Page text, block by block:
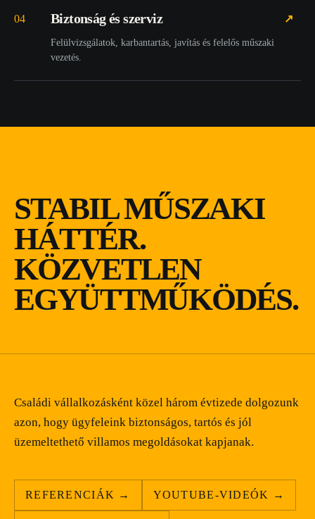
04 Biztonság és szerviz
Felülvizsgálatok, karbantartás, javítás és felelős műszaki
vezetés.
↗
STABIL MŰSZAKI
HÁTTÉR.
KÖZVETLEN
EGYÜTTMŰKÖDÉS.
Családi vállalkozásként közel három évtizede dolgozunk
azon, hogy ügyfeleink biztonságos, tartós és jól
üzemeltethető villamos megoldásokat kapjanak.
REFERENCIÁK → YOUTUBE-VIDEÓK →